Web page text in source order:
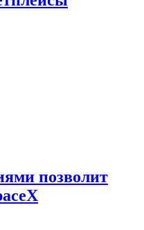
позволит